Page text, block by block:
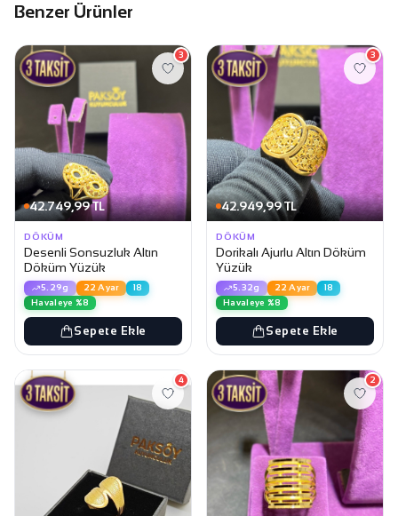
Benzer Ürünler
42.749,99 TL
3
DÖKÜM
Desenli Sonsuzluk Altın
Döküm Yüzük
5.29g 22 Ayar
18
Havaleye %8
Sepete Ekle
42.949,99 TL
3
DÖKÜM
Dorikalı Ajurlu Altın Döküm
Yüzük
5.32g 22 Ayar
18
Havaleye %8
Sepete Ekle
4 2